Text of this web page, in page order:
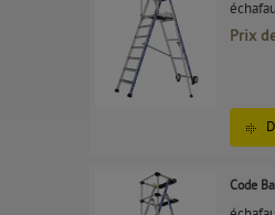
Prix
Code